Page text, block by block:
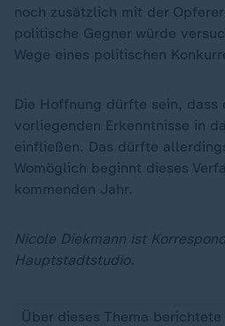
noch zusätzlich mit der
politische Gegner würde
Wege eines politischen
Die Hoffnung dürfte sein, dass
vorliegenden Erkenntnisse in
einfließen. Das dürfte
Womöglich beginnt dieses
kommenden Jahr.
Nicole Diekmann ist
Hauptstadtstudio.
Über dieses Thema